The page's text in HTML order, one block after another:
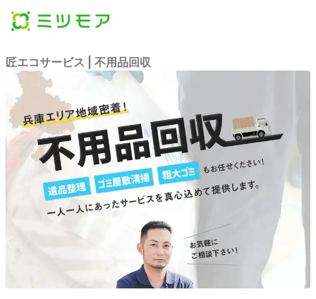
匠エコサービス | 不用品回収